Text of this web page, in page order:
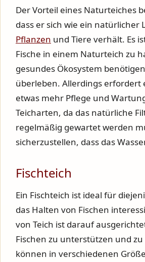
Der Vorteil eines Naturteiches
dass er sich wie ein natürlicher
Pflanzen und Tiere verhält. Es
Fische in einem Naturteich zu
gesundes Ökosystem
überleben. Allerdings erfordert
etwas mehr Pflege und
Teicharten, da das natürliche
regelmäßig gewartet werden
sicherzustellen, dass das
Fischteich
Ein Fischteich ist ideal für
das Halten von Fischen
von Teich ist darauf
Fischen zu unterstützen und
können in verschiedenen